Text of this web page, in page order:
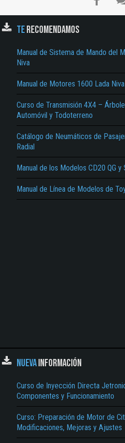
TERECOMENDAMOS
Manual de Sistema de Mando del
Niva
Manual de Motores 1600 Lada Niva
Curso de Transmisión 4X4 –
Automóvil y Todoterreno
Catálogo de Neumáticos de
Radial
Manual de los Modelos CD20 QG y
Manual de Línea de Modelos de
NUEVAINFORMACIÓN
Curso de Inyección Directa
Componentes y Funcionamiento
Curso: Preparación de Motor de
Modificaciones, Mejoras y Ajustes
Texto o Imagen de
No carga o no se